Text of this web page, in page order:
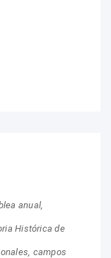
anual
Histórica de
campos